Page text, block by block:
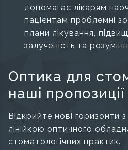
допомагає лікарям
пацієнтам проблемні
плани лікування,
залученість та
Оптика для
наші пропозиції
Відкрийте нові
лінійкою оптичного
стоматологічних практик.